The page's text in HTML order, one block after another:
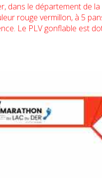
dans le département de
rouge vermillon, à 5
Le PLV gonflable est